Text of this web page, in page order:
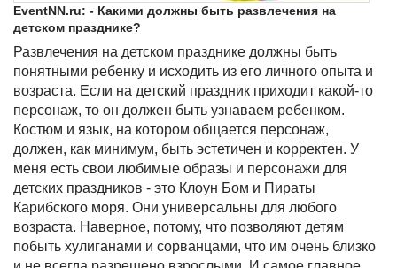
EventNN.ru: - Какими должны быть развлечения на
детском празднике?
Развлечения на детском празднике должны быть
понятными ребенку и исходить из его личного опыта и
возраста. Если на детский праздник приходит какой-то
персонаж, то он должен быть узнаваем ребенком.
Костюм и язык, на котором общается персонаж,
должен, как минимум, быть эстетичен и корректен. У
меня есть свои любимые образы и персонажи для
детских праздников - это Клоун Бом и Пираты
Карибского моря. Они универсальны для любого
возраста. Наверное, потому, что позволяют детям
побыть хулиганами и сорванцами, что им очень близко